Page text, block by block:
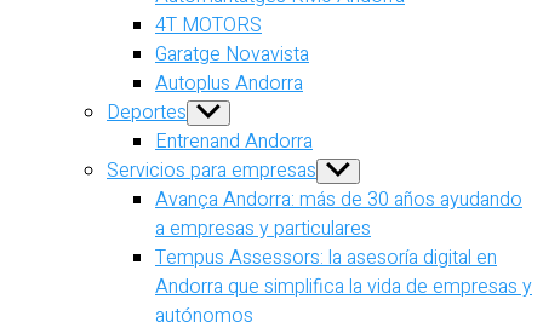
4T MOTORS
Garatge Novavista
Autoplus Andorra
Deportes Show
sub
menu
Entrenand Andorra
Servicios para empresas Show
sub
menu
Avança Andorra: más de 30 años ayudando
a empresas y particulares
Tempus Assessors: la asesoría digital en
Andorra que simplifica la vida de empresas y
autónomos